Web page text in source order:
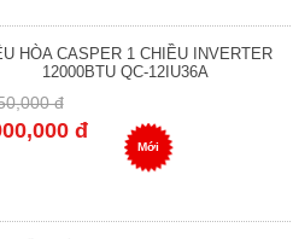
HÒA CASPER 1 CHIỀU INVERTER
12000BTU QC-12IU36A
đ
đ
Mới